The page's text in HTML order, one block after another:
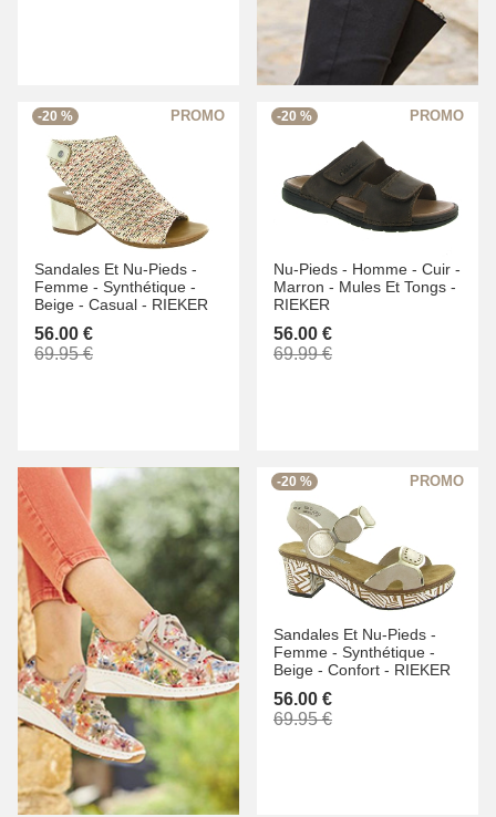
-20 %
Sandales Et Nu-Pieds -
Femme - Synthétique -
Beige - Casual - RIEKER
56.00 €
69.95 €
-20 %
Nu-Pieds - Homme - Cuir -
Marron - Mules Et Tongs -
RIEKER
56.00 €
69.99 €
-20 %
Sandales Et Nu-Pieds -
Femme - Synthétique -
Beige - Confort - RIEKER
56.00 €
69.95 €